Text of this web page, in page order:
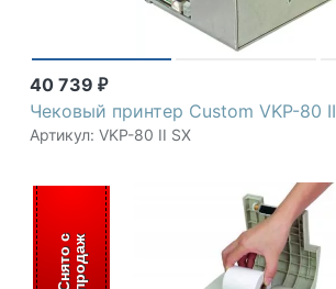
40 739 ₽
Чековый принтер Custom VKP-80 II
Артикул: VKP-80 II SX
С
н
я
т
о
с
п
р
о
д
аж